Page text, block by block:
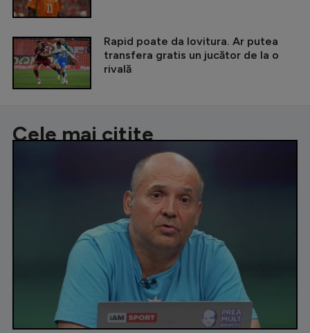
Rapid poate da lovitura. Ar putea
transfera gratis un jucător de la o
rivală
Cele mai citite